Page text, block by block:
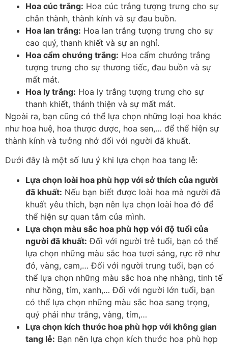
Hoa cúc trắng: Hoa cúc trắng tượng trưng cho sự
chân thành, thành kính và sự đau buồn.
Hoa lan trắng: Hoa lan trắng tượng trưng cho sự
cao quý, thanh khiết và sự an nghỉ.
Hoa cẩm chướng trắng: Hoa cẩm chướng trắng
tượng trưng cho sự thương tiếc, đau buồn và sự
mất mát.
Hoa ly trắng: Hoa ly trắng tượng trưng cho sự
thanh khiết, thánh thiện và sự mất mát.
Ngoài ra, bạn cũng có thể lựa chọn những loại hoa khác
như hoa huệ, hoa thược dược, hoa sen,… để thể hiện sự
thành kính và tưởng nhớ đối với người đã khuất.
Dưới đây là một số lưu ý khi lựa chọn hoa tang lễ:
Lựa chọn loài hoa phù hợp với sở thích của người
đã khuất: Nếu bạn biết được loài hoa mà người đã
khuất yêu thích, bạn nên lựa chọn loài hoa đó để
thể hiện sự quan tâm của mình.
Lựa chọn màu sắc hoa phù hợp với độ tuổi của
người đã khuất: Đối với người trẻ tuổi, bạn có thể
lựa chọn những màu sắc hoa tươi sáng, rực rỡ như
đỏ, vàng, cam,… Đối với người trung tuổi, bạn có
thể lựa chọn những màu sắc hoa nhẹ nhàng, tinh tế
như hồng, tím, xanh,… Đối với người lớn tuổi, bạn
có thể lựa chọn những màu sắc hoa sang trọng,
quý phái như trắng, vàng, tím,…
Lựa chọn kích thước hoa phù hợp với không gian
tang lễ: Bạn nên lựa chọn kích thước hoa phù hợp